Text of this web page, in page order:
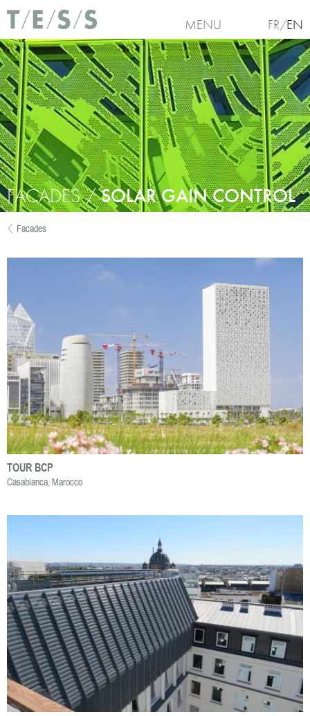
Skip to main content
MENU FR EN
FACADES /SOLAR GAIN CONTROL
Facades
TOUR BCP
Casablanca, Marocco